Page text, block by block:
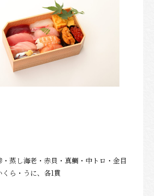
・蒸し海老・赤貝・真鯛・中トロ・金目
ら・うに、各1貫